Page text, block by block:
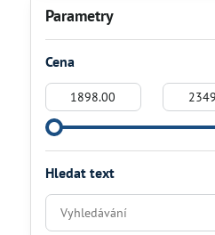
Parametry
Cena
Od:
Do:
Hledat text
Prohledat
výsledky